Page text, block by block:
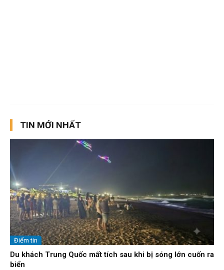
TIN MỚI NHẤT
Điểm tin
Du khách Trung Quốc mất tích sau khi bị sóng lớn cuốn ra
biển